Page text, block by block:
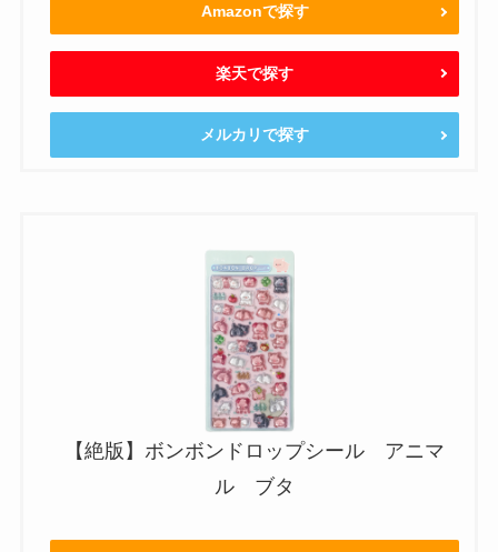
Amazonで探す
楽天で探す
メルカリで探す
【絶版】ボンボンドロップシール アニマ
ル ブタ